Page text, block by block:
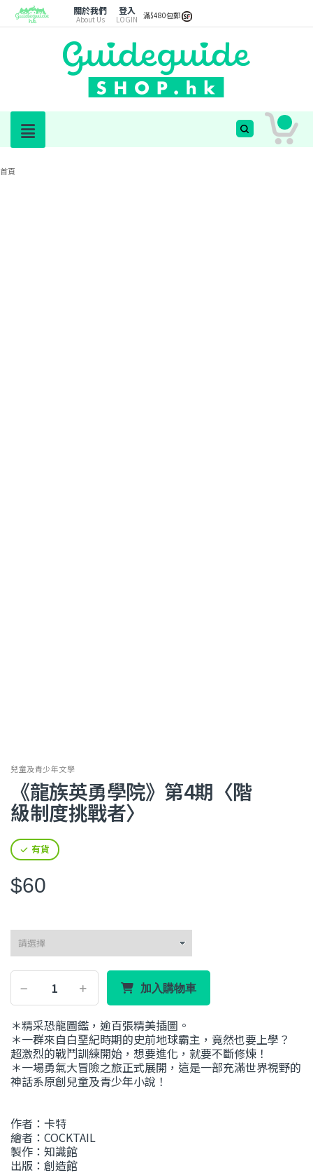
關於我們
About Us
登入
LOGIN 滿$480包郵
首頁
兒童及青少年文學
《龍族英勇學院》第4期〈階
級制度挑戰者〉
有貨
$60
加入購物車
＊精采恐龍圖鑑，逾百張精美插圖。
＊一群來自白堊紀時期的史前地球霸主，竟然也要上學？
超激烈的戰鬥訓練開始，想要進化，就要不斷修煉！
＊一場勇氣大冒險之旅正式展開，這是一部充滿世界視野的
神話系原創兒童及青少年小說！
作者：卡特
繪者：COCKTAIL
製作：知識館
出版：創造館